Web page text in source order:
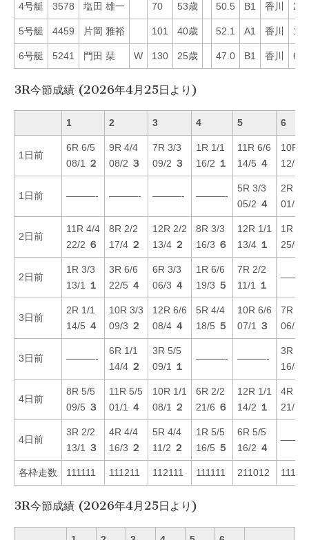
4号艇 3578 塩田 雄一 70 53歳 50.5 B1 香川 23
5号艇 4459 片岡 雅裕 101 40歳 52.1 A1 香川 18
6号艇 5241 門田 栞 W 130 25歳 47.0 B1 香川 63
3R今節成績 (2026年4月25日より)
1 2 3 4 5 6
1日前
6R 6/5
08/1
２
9R 4/4
08/2 ３
7R 3/3
09/2 ３
1R 1/1
16/2 １
11R 6/6
14/5 ４
10R
12/3
1日前 ———- ———- ———- ———-
5R 3/3
05/2 ４
2R 6/5
01/2
2日前
11R 4/4
22/2 ６
8R 2/2
17/4 ２
12R 2/2
13/4 ２
8R 3/3
16/3 ６
12R 1/1
13/4 １
1R 2/2
25/6
2日前
1R 3/3
13/1
１
3R 6/6
22/5 ４
6R 3/3
06/3 ４
1R 6/6
19/3 ５
7R 2/2
11/1
１
3日前
2R 1/1
14/5 ４
10R 3/3
09/3 ２
12R 6/6
08/4 ４
5R 4/4
18/5 ５
10R 6/6
07/1
３
7R 4/4
06/2
3日前 ———-
6R 1/1
14/4 ２
3R 5/5
09/1
１
———- ———-
3R 3/3
16/4
4日前
8R 5/5
09/5 ３
11R 5/5
01/1
４
10R 1/1
08/1
２
6R 2/2
21/6 ６
12R 1/1
14/2 １
4R 1/1
21/5
4日前
3R 2/2
13/1
３
4R 4/4
16/3 ２
5R 4/4
11/2 ２
1R 5/5
16/5 ５
6R 5/5
16/2 ４
各枠走数 111111 111211 112111 111111 211012
3R今節成績 (2026年4月25日より)